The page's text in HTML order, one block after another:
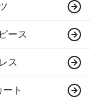
ース
ス
ート